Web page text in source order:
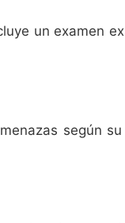
un examen
según